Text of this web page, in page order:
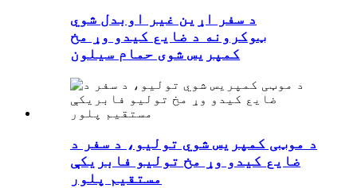
د سفر اړین غیر اوبدل شوي
ټوکرونه د ضایع کیدو وړ مخ
کمپریس شوی حمام سیلون
د موټی کمپریس شوي تولیو، د سفر د
ضایع کیدو وړ مخ تولیو فابریکې
مستقیم پلور